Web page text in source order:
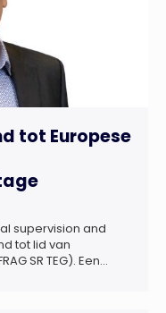
tot Europese
supervision and
tot lid van
SR TEG). Een